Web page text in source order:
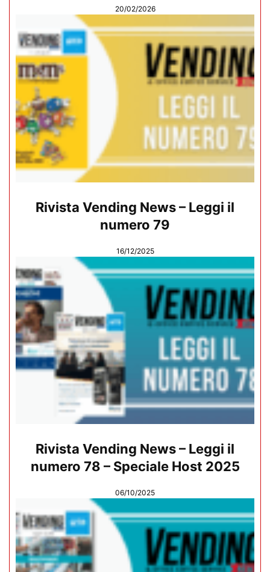
20/02/2026
Rivista Vending News – Leggi il
numero 79
16/12/2025
Rivista Vending News – Leggi il
numero 78 – Speciale Host 2025
06/10/2025